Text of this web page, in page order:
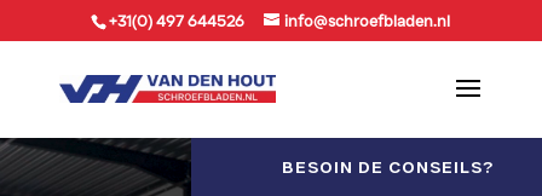
+31(0) 497 644526 info@schroefbladen.nl
Lecteur
vidéo
BESOIN DE CONSEILS?